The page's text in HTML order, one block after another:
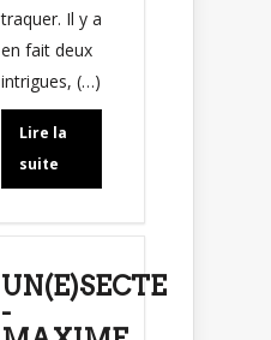
traquer. Il y a
en fait deux
intrigues, (…)
Lire la
suite
UN(E)SECTE
-